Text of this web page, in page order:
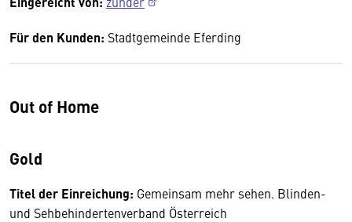
Für den Kunden: Stadtgemeinde Eferding
Out of Home
Gold
Titel der Einreichung: Gemeinsam mehr sehen. Blinden-
und Sehbehindertenverband Österreich